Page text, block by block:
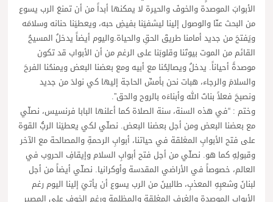
الأبوابَ الموصدة والخوفَ والحيرة لا يمكنها أبداً من أن تمنعَ الرب يسوع
من البحث عنّا والوصول إلينا ليشفيَنا بفيضِ حبه، ويعطيَنا حنانه وسلامَه
ويَفتحَ من جديد أمامنا طريقَ الحقِ والحياة.واليوم أيضاً يدخلُ المسيحُ
القائم من الموت بيوتَنا وقلوبَنا على الرغم من أن الأبواب قد تكون
موصدةً أحياناً. يدخلُ ويصالِحُنا مع أبيه ومع بعضنا البعض ويمنحُنا الفرحَ
والسلامَ والرجاء، هبات نحن بأمسِّ الحاجة إليها كي نولدَ من جديد
ونصبحَ فعلاً بناتَ الله وأبناءَه بالروح والحق”.
وختم : “في هذه السنة، سنة الصلاة كما أعلنها البابا فرنسيس، نصلّي
مع بعضنا البعض ومن أجل بعضنا البعض. نصلّي لكي يعطيَنا الربُّ القوة
على فتح الأبوابِ المغلقة في حياتنا، أبوابِ الرحمةِ والمصالحة مع الآخر
وقبولِهِ كما هو. نصلّي من أجل فتح أبوابِ السلام وإيقافِ الحروب في
العالم، خصوصاً في الأراضي المقدسة وأوكرانيا. نصلّي أيضاً من أجل
لبنانَ وشعبِهِ المعذبِ، طالبينَ من الرب يسوع أن يأتيَ إلينا اليوم رغم
الأبوابِ الموصدة والغرفِ المغلقة والمظلمة ورغم الخوف على المصير